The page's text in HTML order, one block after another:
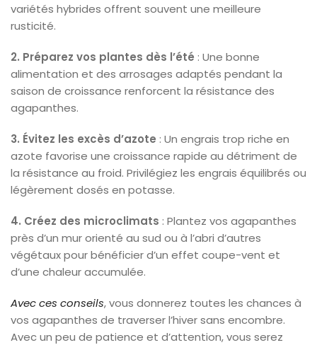
variétés hybrides offrent souvent une meilleure
rusticité.
2. Préparez vos plantes dès l’été : Une bonne
alimentation et des arrosages adaptés pendant la
saison de croissance renforcent la résistance des
agapanthes.
3. Évitez les excès d’azote : Un engrais trop riche en
azote favorise une croissance rapide au détriment de
la résistance au froid. Privilégiez les engrais équilibrés ou
légèrement dosés en potasse.
4. Créez des microclimats : Plantez vos agapanthes
près d’un mur orienté au sud ou à l’abri d’autres
végétaux pour bénéficier d’un effet coupe-vent et
d’une chaleur accumulée.
Avec ces conseils, vous donnerez toutes les chances à
vos agapanthes de traverser l’hiver sans encombre.
Avec un peu de patience et d’attention, vous serez